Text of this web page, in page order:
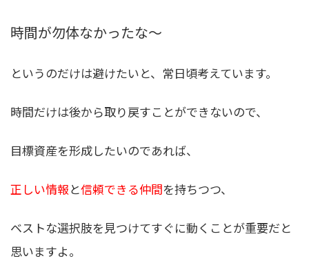
時間が勿体なかったな〜
というのだけは避けたいと、常日頃考えています。
時間だけは後から取り戻すことができないので、
目標資産を形成したいのであれば、
正しい情報と信頼できる仲間を持ちつつ、
ベストな選択肢を見つけてすぐに動くことが重要だと
思いますよ。